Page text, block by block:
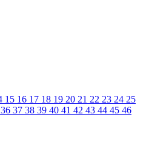
15 16 17 18 19 20 21 22 23 24 25
36 37 38 39 40 41 42 43 44 45 46